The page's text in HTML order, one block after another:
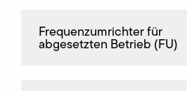
Frequenz­umrichter für
abgesetzten Betrieb (FU)